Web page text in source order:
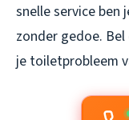
snelle service ben
zonder gedoe. Bel
je toiletprobleem